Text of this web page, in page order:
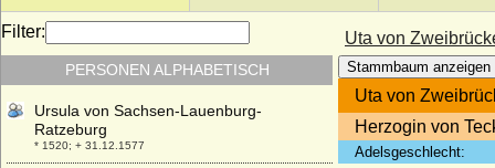
Uta von
Stammbaum anzeigen
Uta von
Herzogin von
Adelsgeschlecht:
Filter:
PERSONEN ALPHABETISCH
Ursula von Rohr (a.d.H. Freienstein)
* ?; + nach dem 06.01.1532
Ursula von Rosenfeld
* unbekannt; + 26.02.1538
Ursula von Sachsen-Lauenburg-
Ratzeburg
* 1520; + 31.12.1577